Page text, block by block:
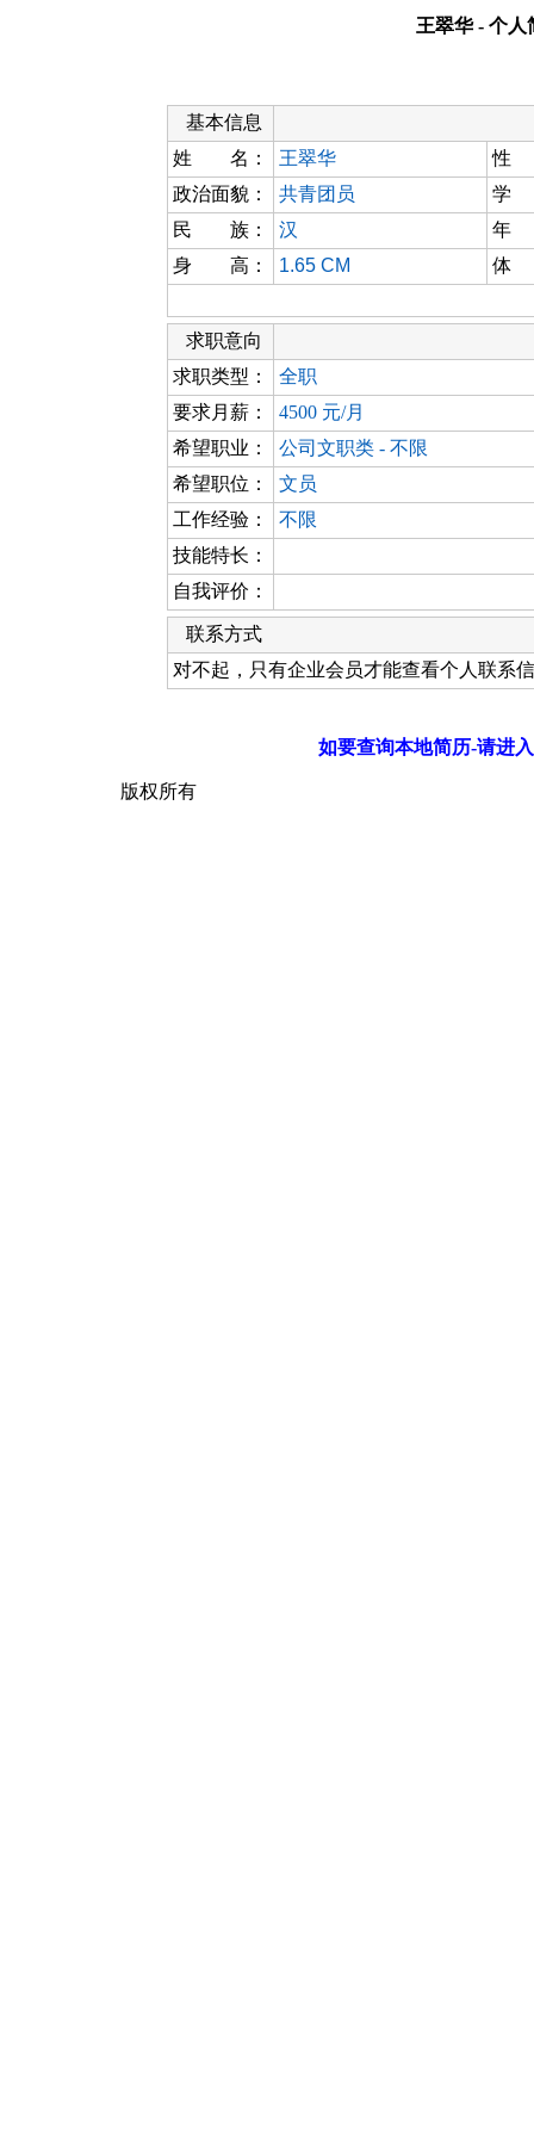
王翠华 - 个人
基本信息
姓 名：
王翠华
性
政治面貌：
共青团员
学
民 族：
汉
年
身 高：
1.65 CM 体
求职意向
求职类型：
全职
要求月薪：
4500 元/月
希望职业：
公司文职类 - 不限
希望职位：
文员
工作经验：
不限
技能特长：
自我评价：
联系方式
对不起，只有企业会员才能查看个人联系
如要查询本地简历-请进
版权所有